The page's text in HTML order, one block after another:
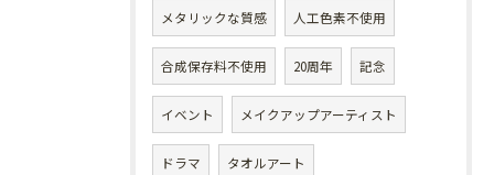
メタリックな質感 人工色素不使用
合成保存料不使用 20周年 記念
イベント メイクアップアーティスト
ドラマ タオルアート